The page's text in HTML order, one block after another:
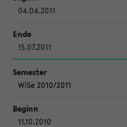
04.04.2011
15.07.2011
WiSe 2010/2011
11.10.2010